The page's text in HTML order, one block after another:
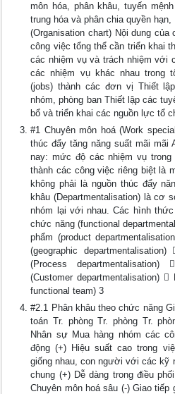
môn hóa, phân khâu, tuyến
trung hóa và phân chia quyền
(Organisation chart) Nội dung
công việc tổng thể cần triển khai
các nhiệm vụ và trách nhiệm với
các nhiệm vụ khác nhau trong
(jobs) thành các đơn vị Thiết
nhóm, phòng ban Thiết lập các
bổ và triển khai các nguồn lực tổ
#1 Chuyên môn hoá (Work
thúc đẩy tăng năng suất mãi mãi
nay: mức độ các nhiệm vụ
thành các công việc riêng biệt là
không phải là nguồn thúc đẩy
khâu (Departmentalisation) là cơ
nhóm lại với nhau. Các hình
chức năng (functional
phẩm (product
(geographic
(Process
(Customer departmentalisation)
functional team) 3
#2.1 Phân khâu theo chức năng
toán Tr. phòng Tr. phòng Tr.
Nhân sự Mua hàng nhóm các
động (+) Hiệu suất cao trong
giống nhau, con người với các kỹ
chung (+) Dễ dàng trong điều
Chuyên môn hoá sâu (-) Giao